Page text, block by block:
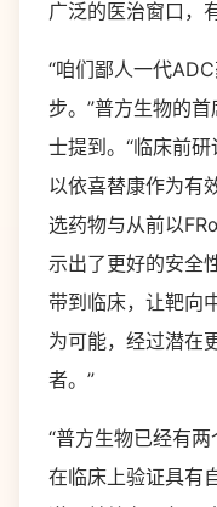
广泛的医治窗口，
“咱们鄙人一代
步。”普方生物的
士提到。“临床前
以依喜替康作为有
选药物与从前以
示出了更好的安全
带到临床，让靶向
为可能，经过潜在
者。”
“普方生物已经有
在临床上验证具有